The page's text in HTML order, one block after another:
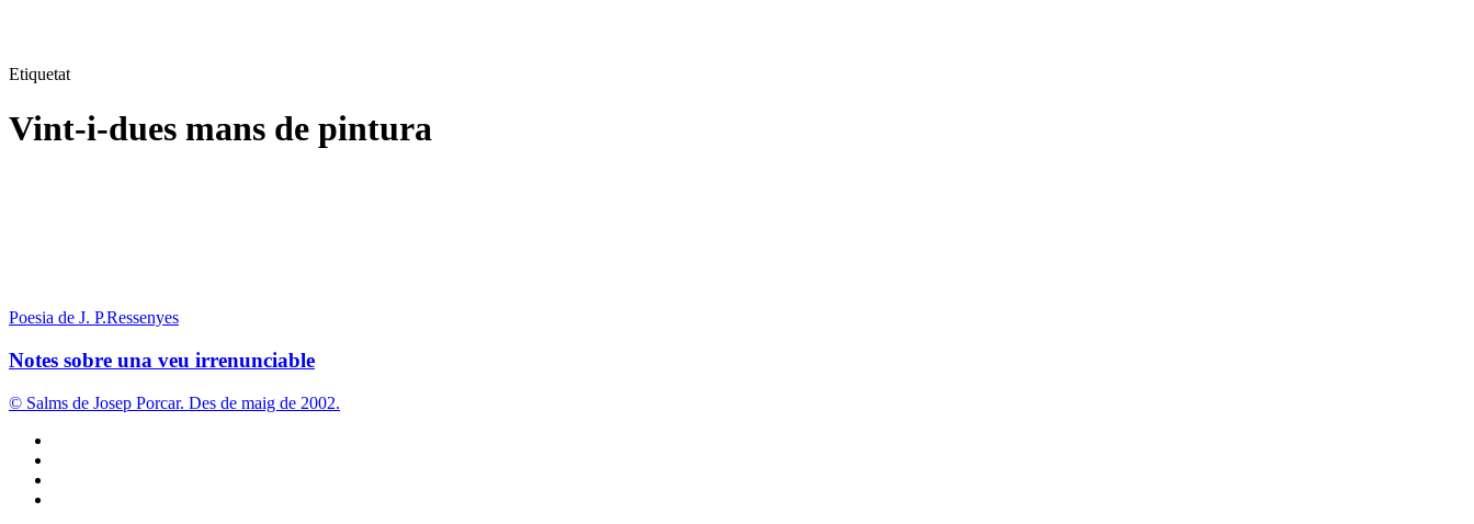
Etiquetat
Vint-i-dues mans de pintura
sobre
veu
irrenunciable
Poesia de J. P.Ressenyes
Notes sobre una veu irrenunciable
© Salms de Josep Porcar. Des de maig de 2002.